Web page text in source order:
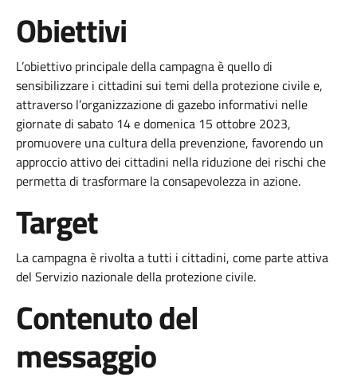
Obiettivi
L’obiettivo principale della campagna è quello di
sensibilizzare i cittadini sui temi della protezione civile e,
attraverso l’organizzazione di gazebo informativi nelle
giornate di sabato 14 e domenica 15 ottobre 2023,
promuovere una cultura della prevenzione, favorendo un
approccio attivo dei cittadini nella riduzione dei rischi che
permetta di trasformare la consapevolezza in azione.
Target
La campagna è rivolta a tutti i cittadini, come parte attiva
del Servizio nazionale della protezione civile.
Contenuto del
messaggio